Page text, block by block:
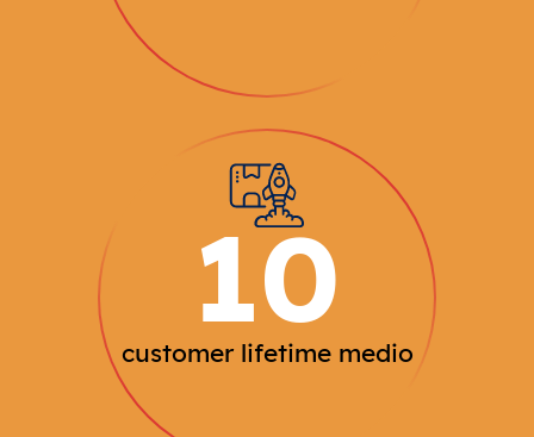
10
customer lifetime medio